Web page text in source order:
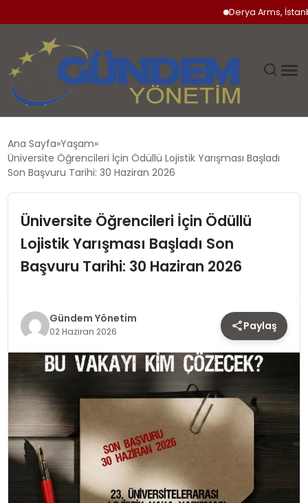
Derya Arms,
SIYASET
EKONOMI
SPOR
TEKNOLOJI
SAĞLIK
YAŞAM
Ana Sayfa Yaşam
Üniversite Öğrencileri İçin Ödüllü Lojistik Yarışması Başladı
Son Başvuru Tarihi: 30 Haziran 2026
Üniversite Öğrencileri İçin Ödüllü
Lojistik Yarışması Başladı Son
Başvuru Tarihi: 30 Haziran 2026
Gündem Yönetim
02 Haziran 2026 Paylaş